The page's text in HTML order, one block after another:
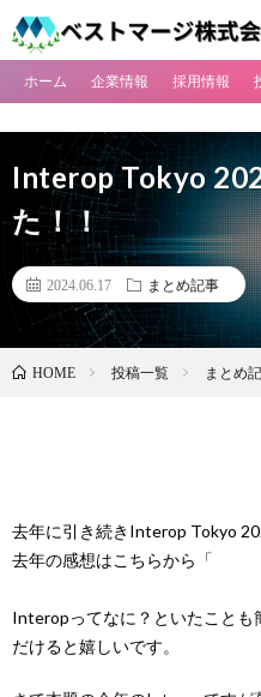
ホーム 企業情報 採用情報
Interop Tokyo
た！！
2024.06.17 まとめ記事
HOME 投稿一覧 まとめ
去年に引き続きInterop Tokyo
去年の感想はこちらから「
Interopってなに？といたことも
だけると嬉しいです。